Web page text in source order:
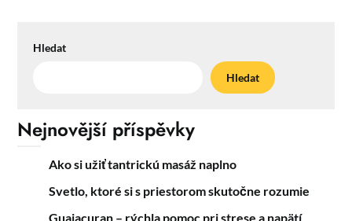
Hledat
Hledat
Nejnovější příspěvky
Ako si užiť tantrickú masáž naplno
Svetlo, ktoré si s priestorom skutočne rozumie
Guajacuran – rýchla pomoc pri strese a napätí